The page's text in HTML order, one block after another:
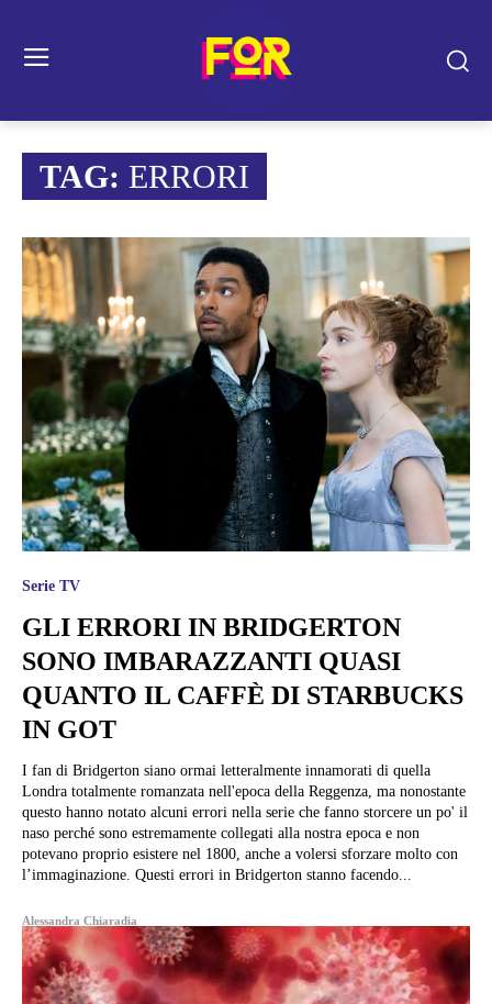
TAG: ERRORI
Serie TV
GLI ERRORI IN BRIDGERTON
SONO IMBARAZZANTI QUASI
QUANTO IL CAFFÈ DI STARBUCKS
IN GOT
I fan di Bridgerton siano ormai letteralmente innamorati di quella
Londra totalmente romanzata nell'epoca della Reggenza, ma nonostante
questo hanno notato alcuni errori nella serie che fanno storcere un po' il
naso perché sono estremamente collegati alla nostra epoca e non
potevano proprio esistere nel 1800, anche a volersi sforzare molto con
l’immaginazione. Questi errori in Bridgerton stanno facendo...
Alessandra Chiaradia